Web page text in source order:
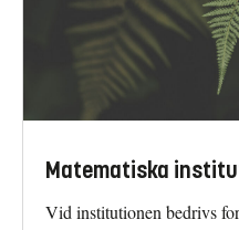
Matematiska
Vid institutionen bedrivs